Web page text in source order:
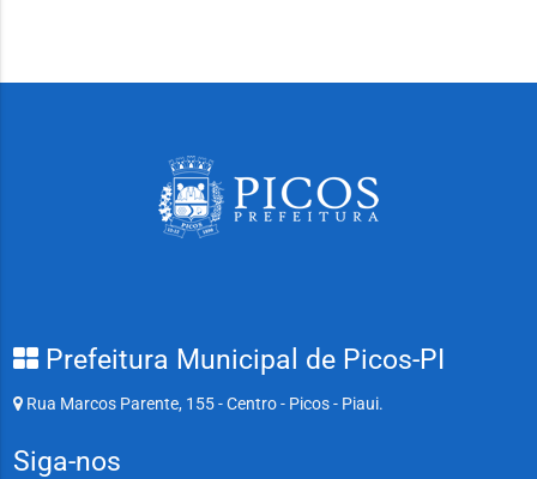
Prefeitura Municipal de Picos-PI
Rua Marcos Parente, 155 - Centro - Picos - Piaui.
Siga-nos